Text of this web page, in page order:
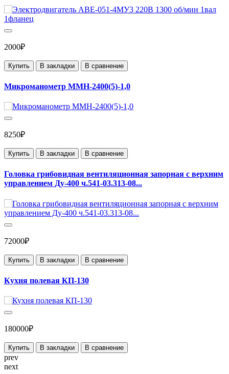
2000₽
Купить В закладки В сравнение
Микроманометр ММН-2400(5)-1,0
8250₽
Купить В закладки В сравнение
Головка грибовидная вентиляционная запорная с верхним
управлением Ду-400 ч.541-03.313-08...
72000₽
Купить В закладки В сравнение
Кухня полевая КП-130
180000₽
Купить В закладки В сравнение
prev
next